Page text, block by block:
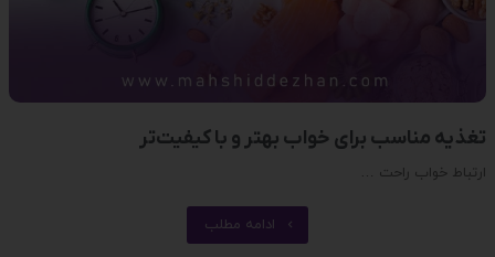
تغذیه مناسب برای خواب بهتر و با کیفیت‌تر
ارتباط خواب راحت …
ادامه مطلب